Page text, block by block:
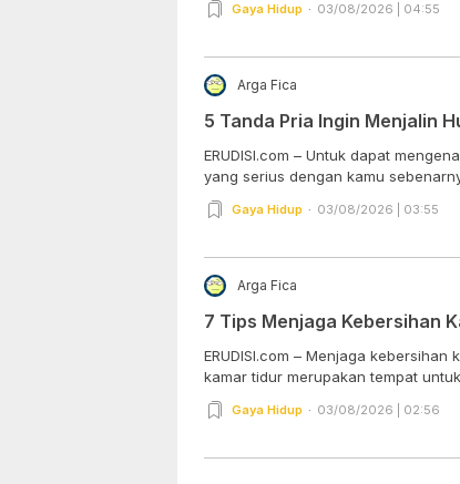
Gaya Hidup 03/08/2026 | 04:55
Arga Fica
5 Tanda Pria Ingin Menjalin
ERUDISI.com – Untuk dapat
yang serius dengan kamu
Gaya Hidup 03/08/2026 | 03:55
Arga Fica
7 Tips Menjaga Kebersihan
ERUDISI.com – Menjaga
kamar tidur merupakan tempat
Gaya Hidup 03/08/2026 | 02:56